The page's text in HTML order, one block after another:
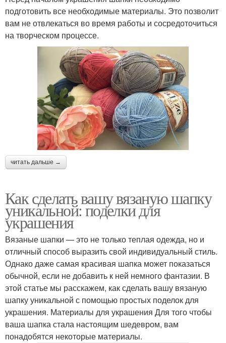
подготовить все необходимые материалы. Это позволит
вам не отвлекаться во время работы и сосредоточиться
на творческом процессе.
читать дальше →
Как сделать вашу вязаную шапку
уникальной: поделки для
украшения
Вязаные шапки — это не только теплая одежда, но и
отличный способ выразить свой индивидуальный стиль.
Однако даже самая красивая шапка может показаться
обычной, если не добавить к ней немного фантазии. В
этой статье мы расскажем, как сделать вашу вязаную
шапку уникальной с помощью простых поделок для
украшения. Материалы для украшения Для того чтобы
ваша шапка стала настоящим шедевром, вам
понадобятся некоторые материалы.